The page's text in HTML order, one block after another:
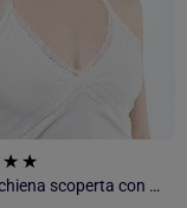
Top a schiena scoperta con pizzo